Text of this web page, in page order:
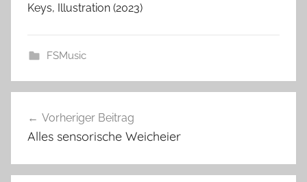
Keys, Illustration (2023)
FSMusic
Vorheriger Beitrag
Alles sensorische Weicheier